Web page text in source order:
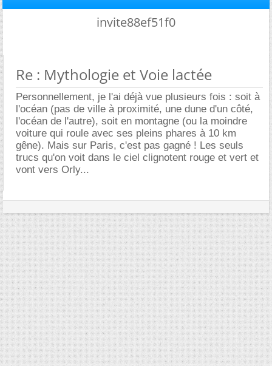
invite88ef51f0
Re : Mythologie et Voie lactée
Personnellement, je l'ai déjà vue plusieurs fois : soit à
l'océan (pas de ville à proximité, une dune d'un côté,
l'océan de l'autre), soit en montagne (ou la moindre
voiture qui roule avec ses pleins phares à 10 km
gêne). Mais sur Paris, c'est pas gagné ! Les seuls
trucs qu'on voit dans le ciel clignotent rouge et vert et
vont vers Orly...